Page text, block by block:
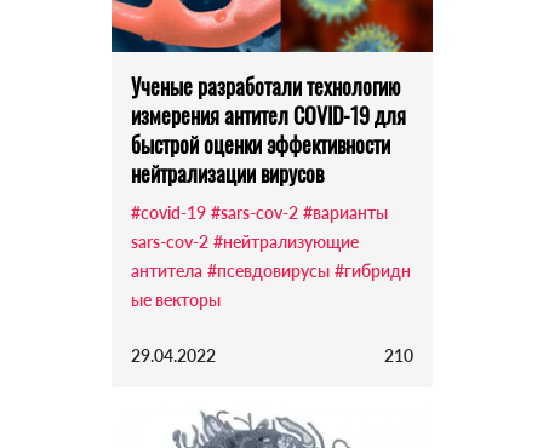
Ученые разработали технологию
измерения антител COVID-19 для
быстрой оценки эффективности
нейтрализации вирусов
#covid-19 #sars-cov-2 #варианты
sars-cov-2 #нейтрализующие
антитела #псевдовирусы #гибридн
ые векторы
29.04.2022 210